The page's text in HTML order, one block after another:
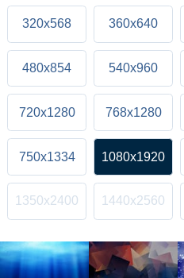
320x568 360x640
480x854 540x960
720x1280 768x1280
750x1334 1080x1920
1350x2400 1440x2560